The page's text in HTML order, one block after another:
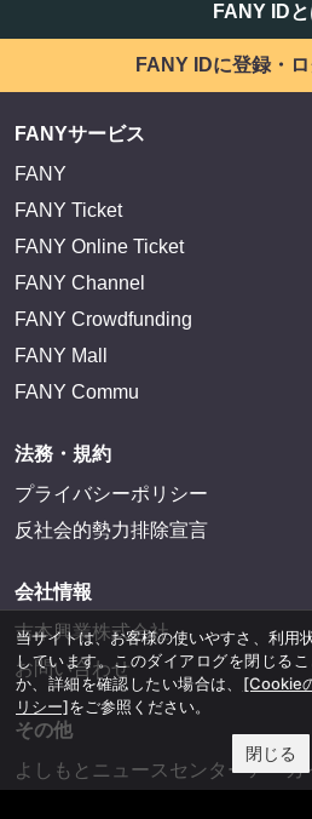
FANY ID
FANY IDに登録・
FANYサービス
FANY
FANY Ticket
FANY Online Ticket
FANY Channel
FANY Crowdfunding
FANY Mall
FANY Commu
法務・規約
プライバシーポリシー
反社会的勢力排除宣言
会社情報
吉本興業株式会社
お問い合わせ
その他
よしもとニュースセンターアーカ
当サイトは、お客様の使いやすさ、利用
しています。このダイアログを閉じる
か、詳細を確認したい場合は、 [Cookie
リシー]をご参照ください。
閉じる